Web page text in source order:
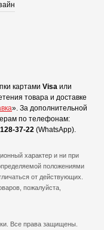
картами Visa или
товара и доставке
». За дополнительной
по телефонам:
37-22 (WhatsApp).
характер и ни при
положениями
от действующих.
пожалуйста,
Все права защищены.